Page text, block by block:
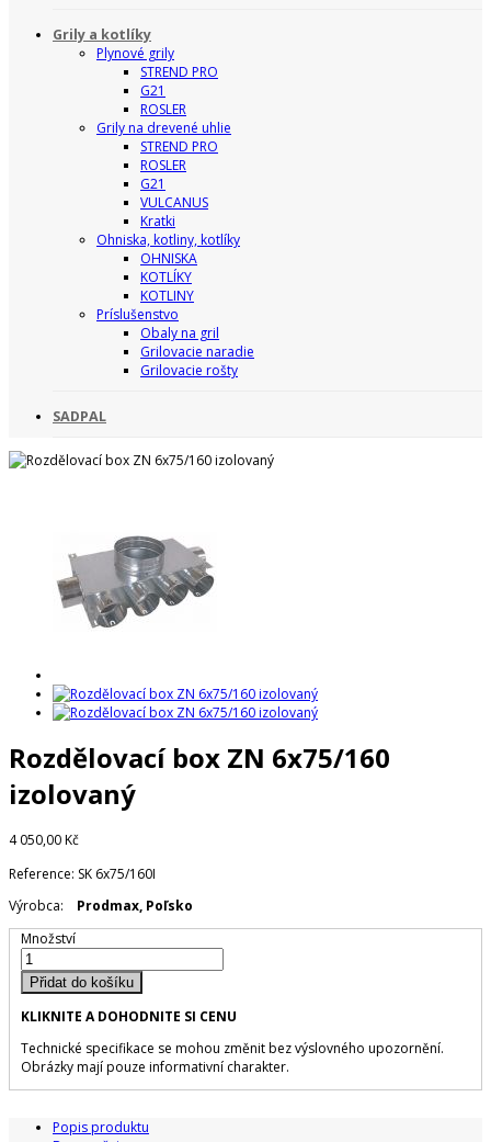
Grily a kotlíky
Plynové grily
STREND PRO
G21
ROSLER
Grily na drevené uhlie
STREND PRO
ROSLER
G21
VULCANUS
Kratki
Ohniska, kotliny, kotlíky
OHNISKA
KOTLÍKY
KOTLINY
Príslušenstvo
Obaly na gril
Grilovacie naradie
Grilovacie rošty
SADPAL
Rozdělovací box ZN 6x75/160
izolovaný
4 050,00 Kč
Reference: SK 6x75/160I
Výrobca: Prodmax, Poľsko
Množství
Přidat do košíku
KLIKNITE A DOHODNITE SI CENU
Technické specifikace se mohou změnit bez výslovného upozornění.
Obrázky mají pouze informativní charakter.
Popis produktu